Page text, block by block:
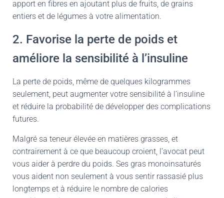
apport en fibres en ajoutant plus de fruits, de grains
entiers et de légumes à votre alimentation.
2. Favorise la perte de poids et
améliore la sensibilité à l’insuline
La perte de poids, même de quelques kilogrammes
seulement, peut augmenter votre sensibilité à l’insuline
et réduire la probabilité de développer des complications
futures.
Malgré sa teneur élevée en matières grasses, et
contrairement à ce que beaucoup croient, l’avocat peut
vous aider à perdre du poids. Ses gras monoinsaturés
vous aident non seulement à vous sentir rassasié plus
longtemps et à réduire le nombre de calories